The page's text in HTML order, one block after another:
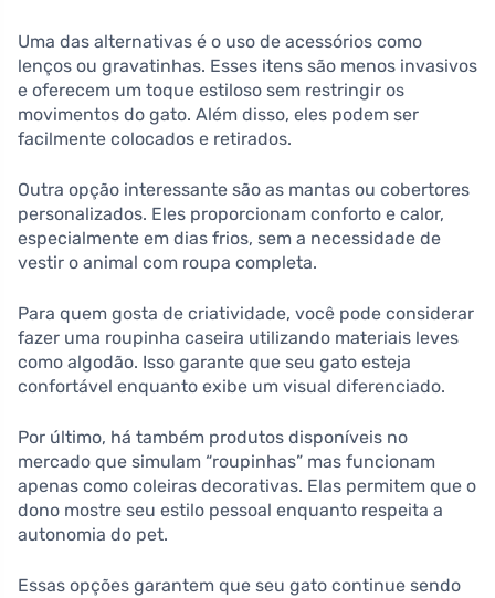
Uma das alternativas é o uso de acessórios como
lenços ou gravatinhas. Esses itens são menos invasivos
e oferecem um toque estiloso sem restringir os
movimentos do gato. Além disso, eles podem ser
facilmente colocados e retirados.
Outra opção interessante são as mantas ou cobertores
personalizados. Eles proporcionam conforto e calor,
especialmente em dias frios, sem a necessidade de
vestir o animal com roupa completa.
Para quem gosta de criatividade, você pode considerar
fazer uma roupinha caseira utilizando materiais leves
como algodão. Isso garante que seu gato esteja
confortável enquanto exibe um visual diferenciado.
Por último, há também produtos disponíveis no
mercado que simulam “roupinhas” mas funcionam
apenas como coleiras decorativas. Elas permitem que o
dono mostre seu estilo pessoal enquanto respeita a
autonomia do pet.
Essas opções garantem que seu gato continue sendo